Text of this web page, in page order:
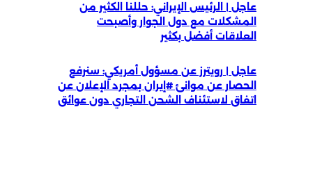
عاجل | الرئيس الإيراني: حللنا الكثير من
المشكلات مع دول الجوار وأصبحت
العلاقات أفضل بكثير
عاجل | رويترز عن مسؤول أمريكي: سنرفع
الحصار عن موانئ #إيران بمجرد الإعلان عن
اتفاق لاستئناف الشحن التجاري دون عوائق